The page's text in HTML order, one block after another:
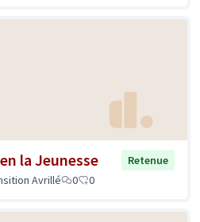
la Jeunesse
Retenue
Avrillé
0 0